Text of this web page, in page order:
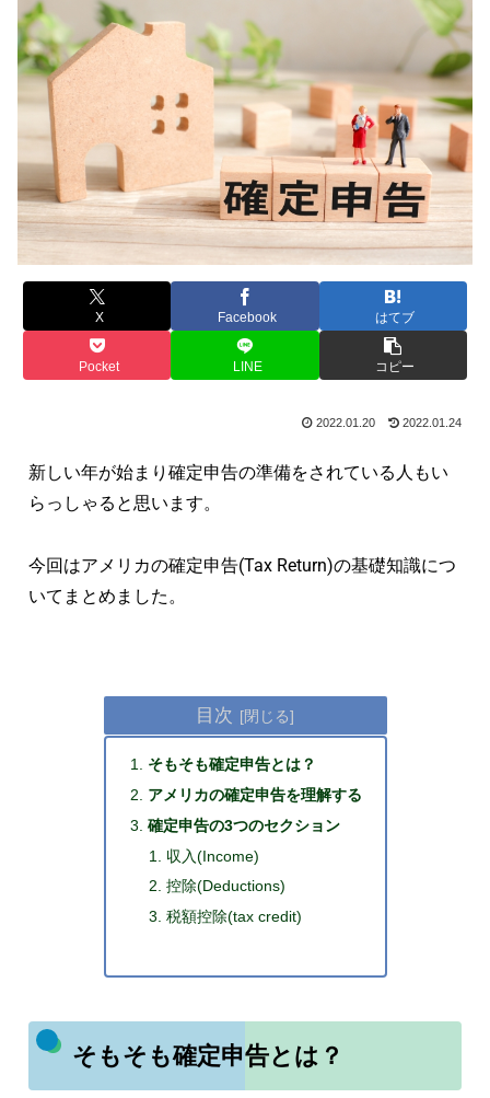
X Facebook はてブ
Pocket LINE コピー
2022.01.20 2022.01.24
新しい年が始まり確定申告の準備をされている人もい
らっしゃると思います。
今回はアメリカの確定申告(Tax Return)の基礎知識につ
いてまとめました。
目次
そもそも確定申告とは？
アメリカの確定申告を理解する
確定申告の3つのセクション
収入(Income)
控除(Deductions)
税額控除(tax credit)
そもそも確定申告とは？